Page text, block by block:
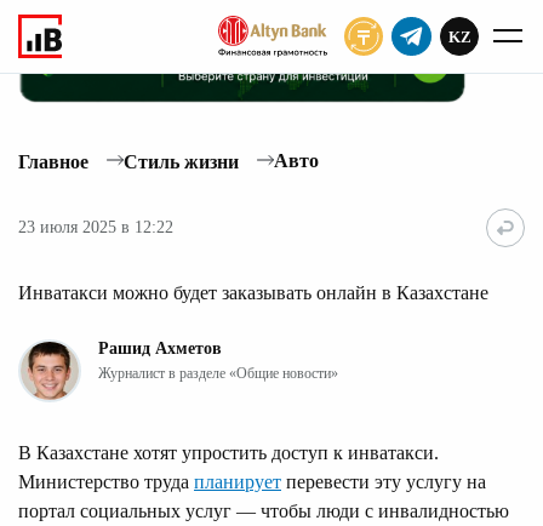
KZ
Главное Стиль жизни Авто
23 июля 2025 в 12:22
Инватакси можно будет заказывать онлайн в Казахстане
Рашид Ахметов
Журналист в разделе «Общие новости»
В Казахстане хотят упростить доступ к инватакси.
Министерство труда планирует перевести эту услугу на
портал социальных услуг — чтобы люди с инвалидностью